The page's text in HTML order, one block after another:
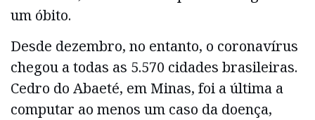
um óbito.
Desde dezembro, no entanto, o coronavírus
chegou a todas as 5.570 cidades brasileiras.
Cedro do Abaeté, em Minas, foi a última a
computar ao menos um caso da doença,